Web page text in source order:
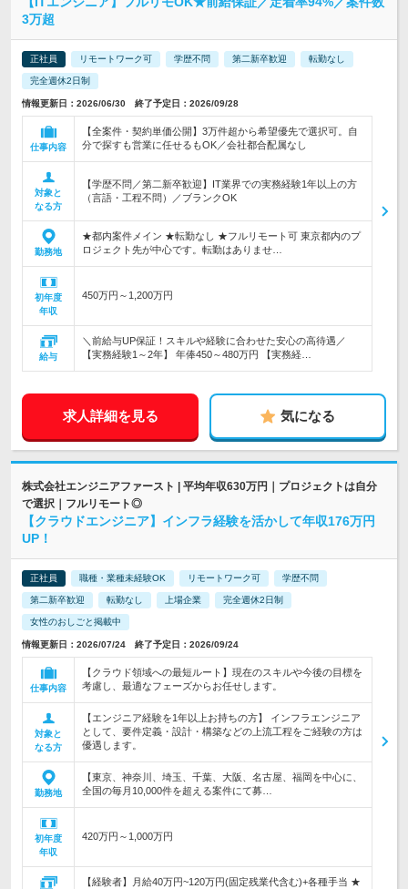
3万超
正社員 リモートワーク可 学歴不問 第二新卒歓迎 転勤なし
完全週休2日制
情報更新日：2026/06/30 終了予定日：2026/09/28
仕事内容
【全案件・契約単価公開】3万件超から希望優先で選択可。自
分で探すも営業に任せるもOK／会社都合配属なし
対象と
なる方
【学歴不問／第二新卒歓迎】IT業界での実務経験1年以上の方
（言語・工程不問）／ブランクOK
勤務地
★都内案件メイン ★転勤なし ★フルリモート可 東京都内のプ
ロジェクト先が中心です。転勤はありませ…
初年度
年収
450万円～1,200万円
給与
＼前給与UP保証！スキルや経験に合わせた安心の高待遇／
【実務経験1～2年】 年俸450～480万円 【実務経…
求人詳細を見る 気になる
株式会社エンジニアファースト | 平均年収630万円｜プロジェクトは自分
で選択｜フルリモート◎
【クラウドエンジニア】インフラ経験を活かして年収176万円
UP！
正社員 職種・業種未経験OK リモートワーク可 学歴不問
第二新卒歓迎 転勤なし 上場企業 完全週休2日制
女性のおしごと掲載中
情報更新日：2026/07/24 終了予定日：2026/09/24
仕事内容
【クラウド領域への最短ルート】現在のスキルや今後の目標を
考慮し、最適なフェーズからお任せします。
対象と
なる方
【エンジニア経験を1年以上お持ちの方】 インフラエンジニア
として、要件定義・設計・構築などの上流工程をご経験の方は
優遇します。
勤務地
【東京、神奈川、埼玉、千葉、大阪、名古屋、福岡を中心に、
全国の毎月10,000件を超える案件にて募…
初年度
年収
420万円～1,000万円
【経験者】月給40万円~120万円(固定残業代含む)+各種手当 ★